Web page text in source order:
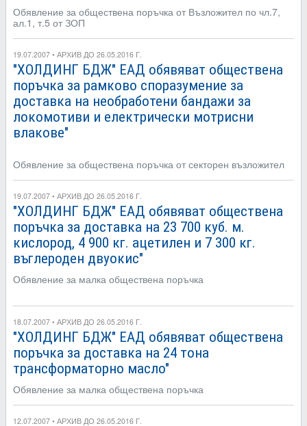
Обявление за обществена поръчка от Възложител по чл.7,
ал.1, т.5 от ЗОП
19.07.2007 • АРХИВ ДО 26.05.2016 Г.
"ХОЛДИНГ БДЖ" ЕАД обявяват обществена
поръчка за рамково споразумение за
доставка на необработени бандажи за
локомотиви и електрически мотрисни
влакове"
Обявление за обществена поръчка от секторен възложител
19.07.2007 • АРХИВ ДО 26.05.2016 Г.
"ХОЛДИНГ БДЖ" ЕАД обявяват обществена
поръчка за доставка на 23 700 куб. м.
кислород, 4 900 кг. ацетилен и 7 300 кг.
въглероден двуокис"
Обявление за малка обществена поръчка
18.07.2007 • АРХИВ ДО 26.05.2016 Г.
"ХОЛДИНГ БДЖ" ЕАД обявяват обществена
поръчка за доставка на 24 тона
трансформаторно масло"
Обявление за малка обществена поръчка
12.07.2007 • АРХИВ ДО 26.05.2016 Г.